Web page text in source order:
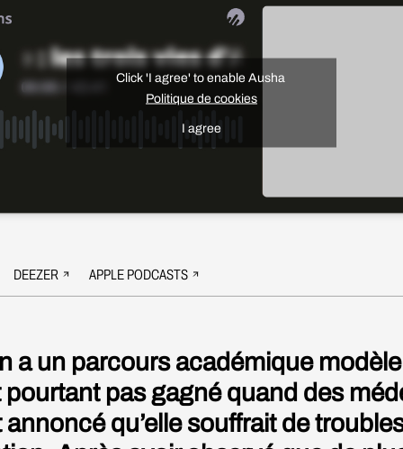
Click 'I agree' to enable Ausha
Politique de cookies
I agree
DEEZER APPLE PODCASTS
a un parcours académique
pourtant pas gagné quand des
annoncé qu’elle souffrait de